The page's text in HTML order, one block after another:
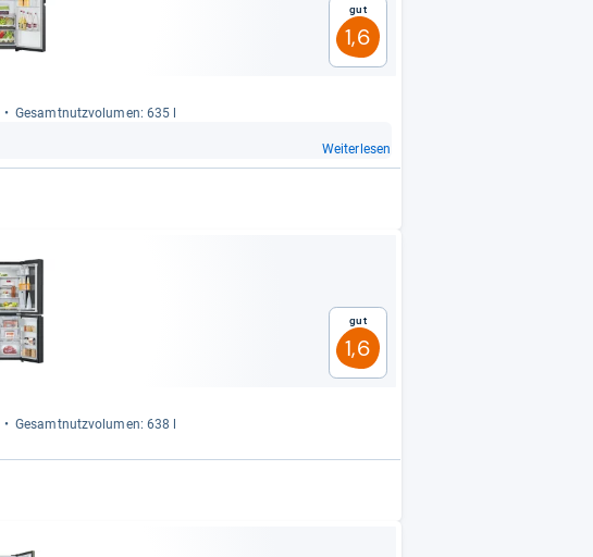
Gut
1,6
Gesamt­nutz­vo­lu­men: 635 l
Weiterlesen
Gut
1,6
Gesamt­nutz­vo­lu­men: 638 l